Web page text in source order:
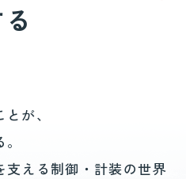
が、
支える制御・計装の世界